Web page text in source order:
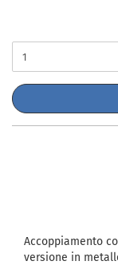
Accoppiamento
versione in